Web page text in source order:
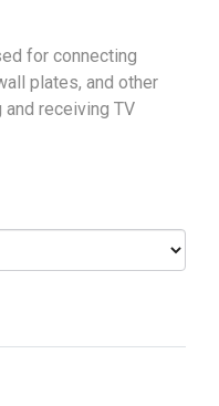
for connecting
plates, and other
receiving TV